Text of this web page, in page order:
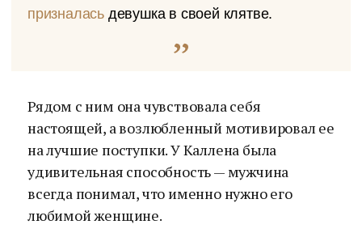
призналась девушка в своей клятве.
Рядом с ним она чувствовала себя
настоящей, а возлюбленный мотивировал ее
на лучшие поступки. У Каллена была
удивительная способность — мужчина
всегда понимал, что именно нужно его
любимой женщине.